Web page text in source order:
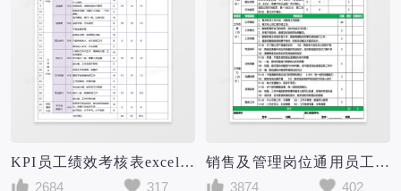
KPI员工绩效考核表excel模板
2684
317
销售及管理岗位通用员工绩效考核表excel表格模板
3874
402